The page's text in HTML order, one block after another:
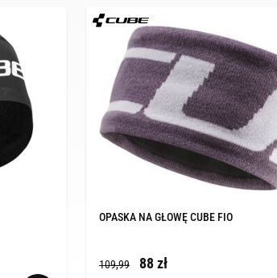
OPASKA NA GŁOWĘ CUBE FIO
109,99 88 zł